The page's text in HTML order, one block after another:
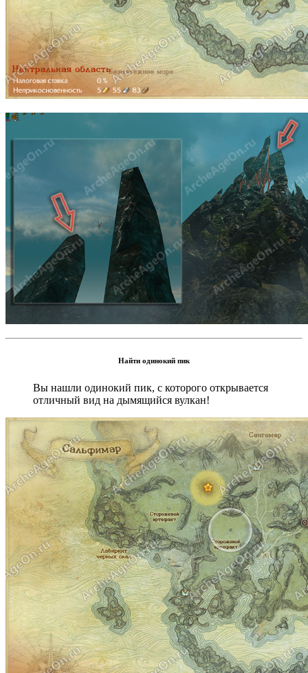
Найти одинокий пик
Вы нашли одинокий пик, с которого открывается
отличный вид на дымящийся вулкан!